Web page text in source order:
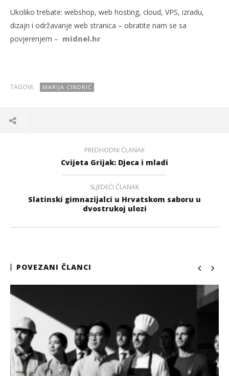
Ukoliko trebate: webshop, web hosting, cloud, VPS, izradu,
dizajn i održavanje web stranica – obratite nam se sa
povjerenjem – midnel.hr
TAGOVI: MARIJA CINDRIĆ
PREDHODNI ČLANAK
Cvijeta Grijak: Djeca i mladi
SLJEDEĆI ČLANAK
Slatinski gimnazijalci u Hrvatskom saboru u
dvostrukoj ulozi
POVEZANI ČLANCI